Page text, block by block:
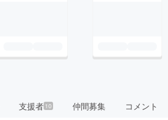
支援者 10 仲間募集 コメント